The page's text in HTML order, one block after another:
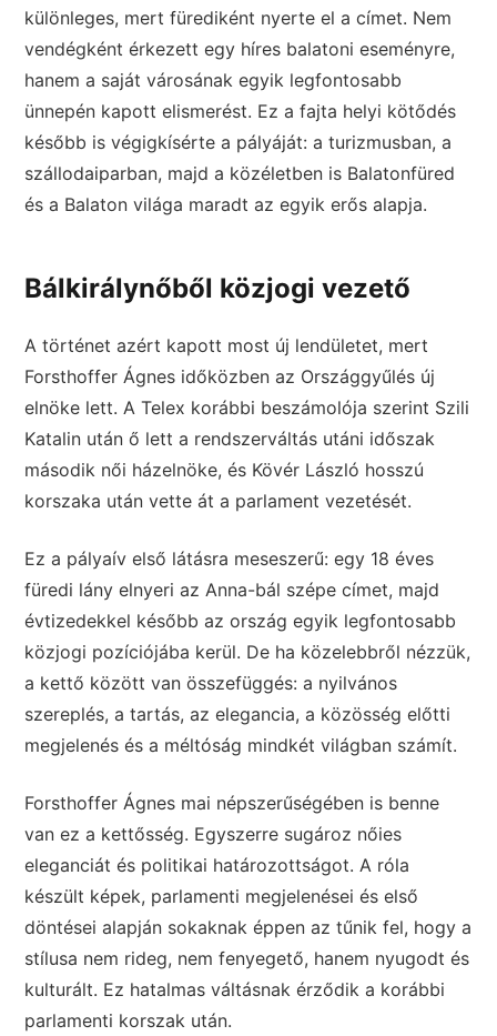
különleges, mert fürediként nyerte el a címet. Nem
vendégként érkezett egy híres balatoni eseményre,
hanem a saját városának egyik legfontosabb
ünnepén kapott elismerést. Ez a fajta helyi kötődés
később is végigkísérte a pályáját: a turizmusban, a
szállodaiparban, majd a közéletben is Balatonfüred
és a Balaton világa maradt az egyik erős alapja.
Bálkirálynőből közjogi vezető
A történet azért kapott most új lendületet, mert
Forsthoffer Ágnes időközben az Országgyűlés új
elnöke lett. A Telex korábbi beszámolója szerint Szili
Katalin után ő lett a rendszerváltás utáni időszak
második női házelnöke, és Kövér László hosszú
korszaka után vette át a parlament vezetését.
Ez a pályaív első látásra meseszerű: egy 18 éves
füredi lány elnyeri az Anna-bál szépe címet, majd
évtizedekkel később az ország egyik legfontosabb
közjogi pozíciójába kerül. De ha közelebbről nézzük,
a kettő között van összefüggés: a nyilvános
szereplés, a tartás, az elegancia, a közösség előtti
megjelenés és a méltóság mindkét világban számít.
Forsthoffer Ágnes mai népszerűségében is benne
van ez a kettősség. Egyszerre sugároz nőies
eleganciát és politikai határozottságot. A róla
készült képek, parlamenti megjelenései és első
döntései alapján sokaknak éppen az tűnik fel, hogy a
stílusa nem rideg, nem fenyegető, hanem nyugodt és
kulturált. Ez hatalmas váltásnak érződik a korábbi
parlamenti korszak után.